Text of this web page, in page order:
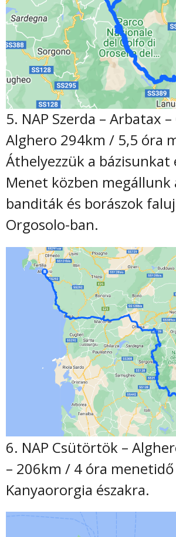
5. NAP Szerda – Arbatax
Alghero 294km / 5,5 óra
Áthelyezzük a bázisunkat
Menet közben megállunk
banditák és borászok
Orgosolo-ban.
6. NAP Csütörtök –
– 206km / 4 óra menetidő
Kanyaororgia északra.